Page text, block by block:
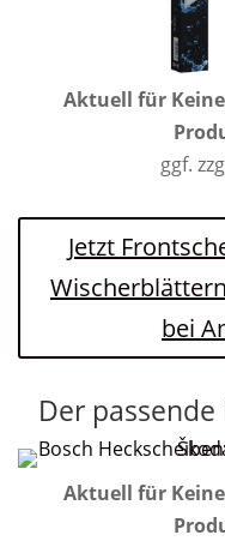
Aktuell für
ggf.
Jetzt
bei
Der
Aktuell für